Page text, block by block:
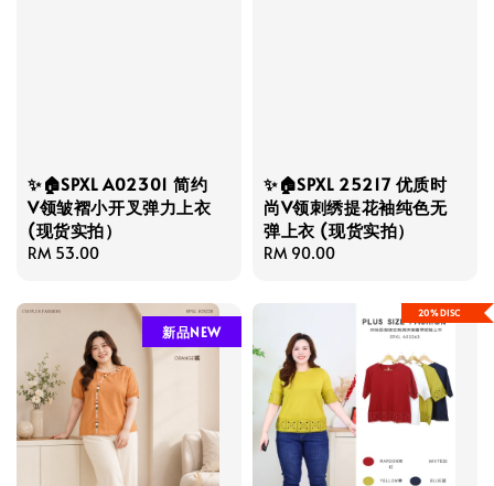
✨🏠SPXL A02301 简约
V领皱褶小开叉弹力上衣
(现货实拍）
Regular
RM 53.00
✨🏠SPXL 25217 优质时
尚V领刺绣提花袖纯色无
弹上衣 (现货实拍）
Regular
RM 90.00
新品NEW
20%DISC